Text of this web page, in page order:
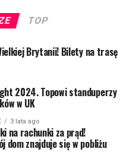
legalnie żyjących tu
obywateli, sprawi
naszym rodzinom, które
system ETA, czyli
Będzie to specjalne
Wielkiej Brytanii, o które
uproszczony, a
TOP
Brytanii! Bilety na trasę
2024. Topowi standuperzy
w UK
3 lata ago
na rachunki za prąd!
dom znajduje się w pobliżu